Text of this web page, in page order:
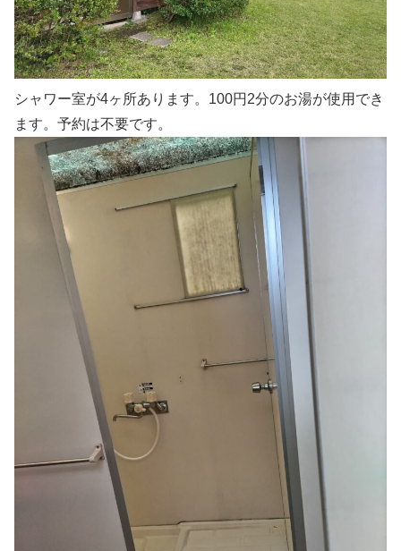
シャワー室が4ヶ所あります。100円2分のお湯が使用でき
ます。予約は不要です。